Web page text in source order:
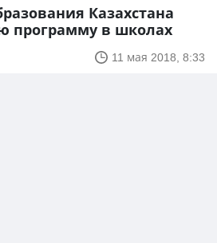
Казахстана
программу в школах
11 мая 2018, 8:33